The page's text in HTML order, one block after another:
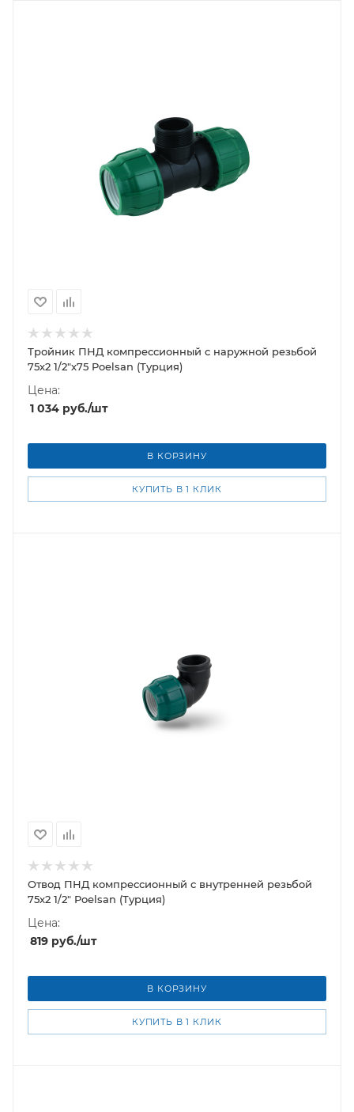
Тройник ПНД компрессионный с наружной резьбой
75х2 1/2"х75 Poelsan (Турция)
Цена:
1 034 руб./шт
В КОРЗИНУ
КУПИТЬ В 1 КЛИК
Отвод ПНД компрессионный с внутренней резьбой
75х2 1/2" Poelsan (Турция)
Цена:
819 руб./шт
В КОРЗИНУ
КУПИТЬ В 1 КЛИК